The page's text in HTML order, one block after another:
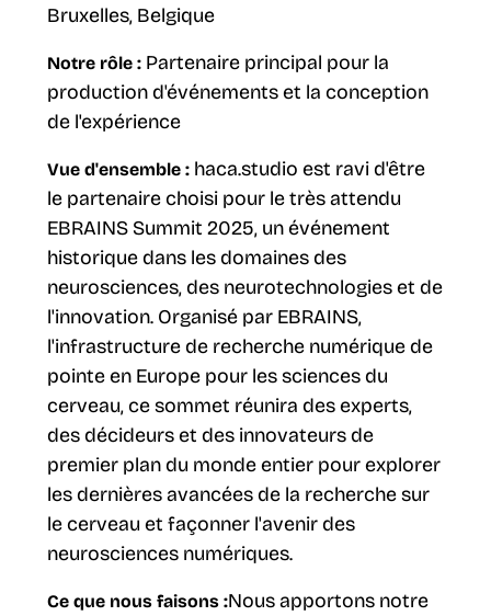
Bruxelles, Belgique
Notre rôle :Partenaire principal pour la
production d'événements et la conception
de l'expérience
Vue d'ensemble : haca.studio est ravi d'être
le partenaire choisi pour le très attendu
EBRAINS Summit 2025, un événement
historique dans les domaines des
neurosciences, des neurotechnologies et de
l'innovation. Organisé par EBRAINS,
l'infrastructure de recherche numérique de
pointe en Europe pour les sciences du
cerveau, ce sommet réunira des experts,
des décideurs et des innovateurs de
premier plan du monde entier pour explorer
les dernières avancées de la recherche sur
le cerveau et façonner l'avenir des
neurosciences numériques.
Ce que nous faisons :Nous apportons notre